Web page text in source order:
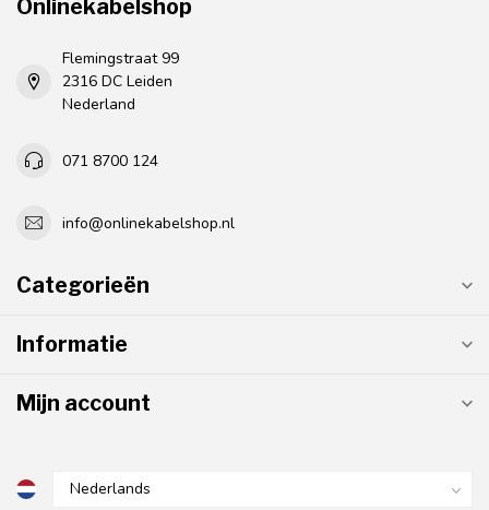
Onlinekabelshop
Flemingstraat 99
2316 DC Leiden
Nederland
071 8700 124
info@onlinekabelshop.nl
Categorieën
Informatie
Mijn account